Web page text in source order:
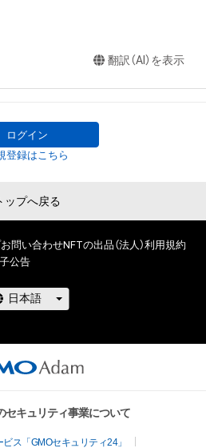
翻訳（AI）を表示
ログイン
登録はこちら
ップへ戻る
お問い合わせNFTの出品（法人）利用規約
公告
セキュリティ事業について
ス「GMOセキュリティ24」